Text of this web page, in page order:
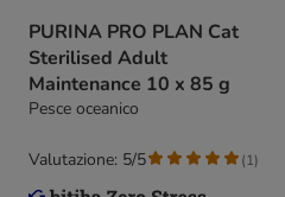
PURINA PRO PLAN Cat
Sterilised Adult
Maintenance 10 x 85 g
Pesce oceanico
Valutazione: 5/5 (1)